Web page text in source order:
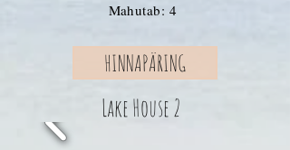
Mahutab: 4
HINNAPÄRING
Lake House 2